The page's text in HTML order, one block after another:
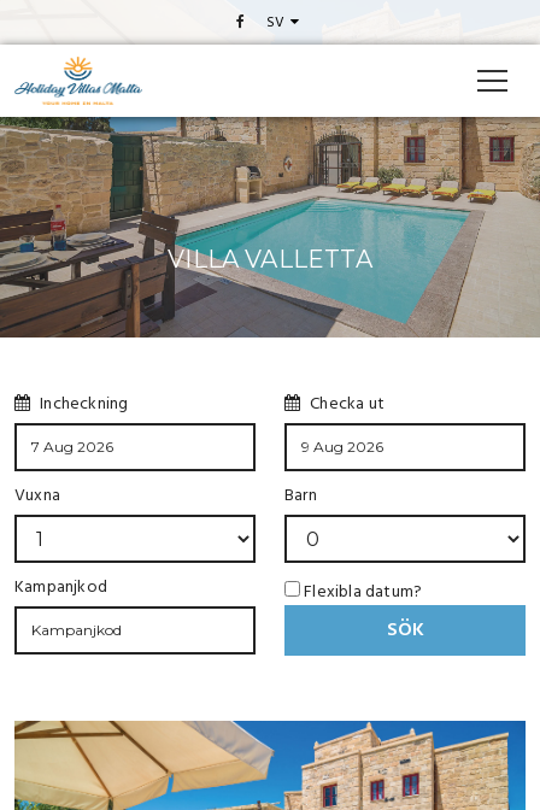
SV
VILLA VALLETTA
Incheckning Checka ut
Vuxna Barn
Kampanjkod Flexibla datum?
SÖK